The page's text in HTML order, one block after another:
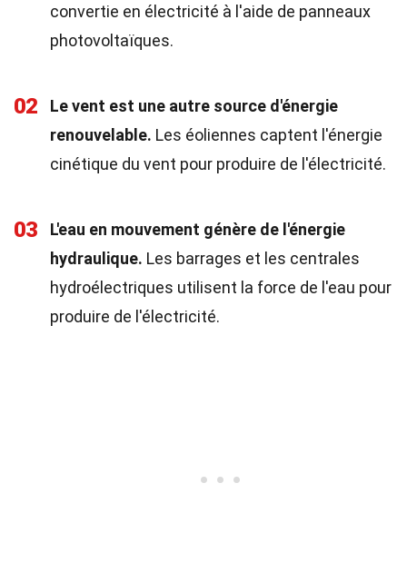
convertie en électricité à l'aide de panneaux
photovoltaïques.
02
Le vent est une autre source d'énergie
renouvelable. Les éoliennes captent l'énergie
cinétique du vent pour produire de l'électricité.
03
L'eau en mouvement génère de l'énergie
hydraulique. Les barrages et les centrales
hydroélectriques utilisent la force de l'eau pour
produire de l'électricité.